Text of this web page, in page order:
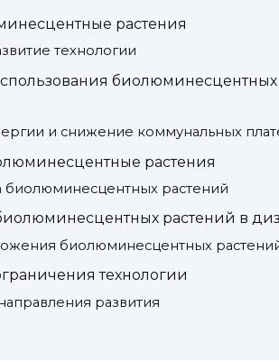
растения
технологии
биолюминесцентных
и снижение коммунальных
растения
биолюминесцентных растений
растений в
биолюминесцентных
технологии
развития